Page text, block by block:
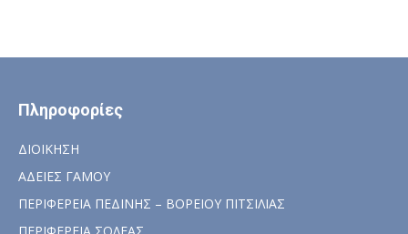
Πληροφορίες
ΔΙΟΙΚΗΣΗ
ΑΔΕΙΕΣ ΓΑΜΟΥ
ΠΕΡΙΦΕΡΕΙΑ ΠΕΔΙΝΗΣ – ΒΟΡΕΙΟΥ ΠΙΤΣΙΛΙΑΣ